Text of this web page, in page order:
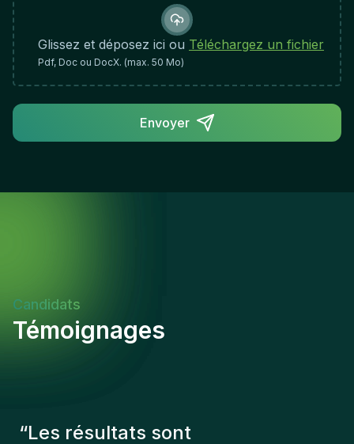
ability to engage effectively with stakeholders
across organizational boundariesProactive mindset
with the ability to identify emerging trends and
potential areas of concernCommitment to
accuracy, integrity, and maintaining
comprehensive documentationCollaborative
approach to supporting continuous improvement
and organizational resilienceRole Impact &
across a diverse portfolio. Success is measured by
Glissez et déposez ici ou Téléchargez un fichier
Pdf, Doc ou DocX. (max. 50 Mo)
Envoyer
Candidats
Témoignages
“Les consultants Gentis ont